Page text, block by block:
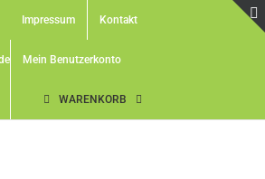
Impressum Kontakt
Mein Benutzerkonto
WARENKORB